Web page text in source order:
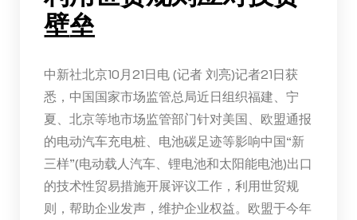
壁垒
中新社北京10月21日电 (记者 刘亮)记者21日获
悉，中国国家市场监管总局近日组织福建、宁
夏、北京等地市场监管部门针对美国、欧盟通报
的电动汽车充电桩、电池碳足迹等影响中国“新
三样”(电动载人汽车、锂电池和太阳能电池)出口
的技术性贸易措施开展评议工作，利用世贸规
则，帮助企业发声，维护企业权益。欧盟于今年